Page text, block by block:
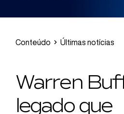
Conteúdo Últimas notícias
Warren
legado que